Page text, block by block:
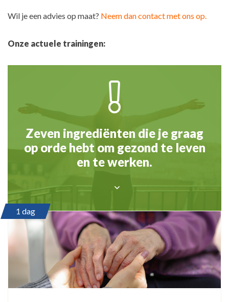
Wil je een advies op maat? Neem dan contact met ons op.
Onze actuele trainingen:
Zeven ingrediënten die je graag
op orde hebt om gezond te leven
en te werken.
1 dag